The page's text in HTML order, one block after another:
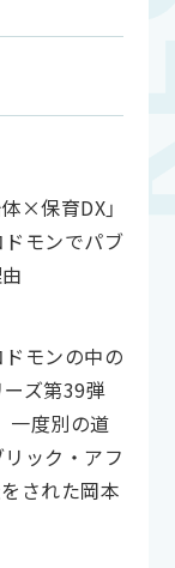
モンの中の
ズ第39弾
一度別の道
ック・アフ
された岡本